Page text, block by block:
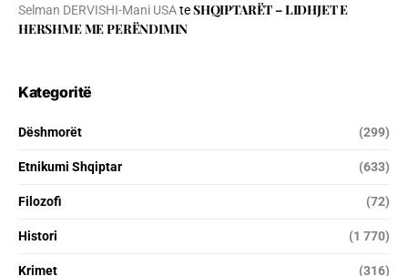
Selman DERVISHI-Mani USAteSHQIPTARËT – LIDHJET E
HERSHME ME PERËNDIMIN
Kategoritë
Dëshmorët (299)
Etnikumi Shqiptar (633)
Filozofi (72)
Histori (1 770)
Krimet (316)